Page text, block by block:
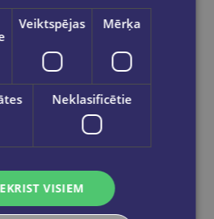
Iekustināt ainavu telpu. Ainavu darbnīcas stāsti
Veiktspējas Mērķa
Neklasificētie
VISIEM